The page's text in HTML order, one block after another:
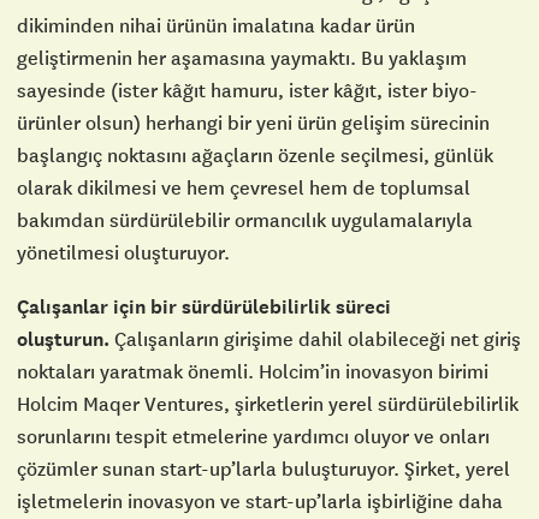
dikiminden nihai ürünün imalatına kadar ürün
geliştirmenin her aşamasına yaymaktı. Bu yaklaşım
sayesinde (ister kâğıt hamuru, ister kâğıt, ister biyo-
ürünler olsun) herhangi bir yeni ürün gelişim sürecinin
başlangıç noktasını ağaçların özenle seçilmesi, günlük
olarak dikilmesi ve hem çevresel hem de toplumsal
bakımdan sürdürülebilir ormancılık uygulamalarıyla
yönetilmesi oluşturuyor.
Çalışanlar için bir sürdürülebilirlik süreci
oluşturun. Çalışanların girişime dahil olabileceği net giriş
noktaları yaratmak önemli. Holcim’in inovasyon birimi
Holcim Maqer Ventures, şirketlerin yerel sürdürülebilirlik
sorunlarını tespit etmelerine yardımcı oluyor ve onları
çözümler sunan start-up’larla buluşturuyor. Şirket, yerel
işletmelerin inovasyon ve start-up’larla işbirliğine daha